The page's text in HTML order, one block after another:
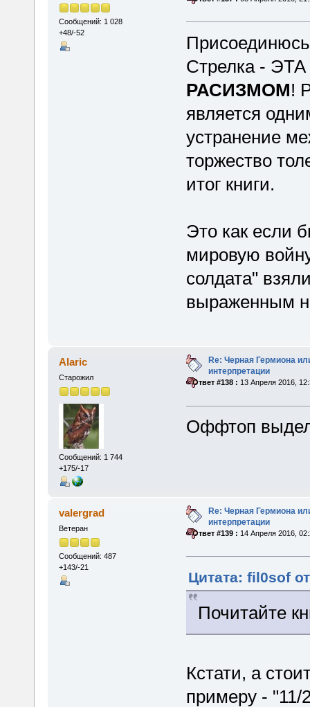
Сообщений: 1 028
+48/-52
Стрелка -
РАСИЗМОМ!
является
устранение
торжество
итог книги.
Это как если
мировую
солдата"
выраженным
Alaric
Старожил
Сообщений: 1 744
+175/-17
Re: Черная Гермиона
интерпретации
«Ответ #138 : 13 Апреля 2016,
Оффтоп
valergrad
Ветеран
Сообщений: 487
+143/-21
Re: Черная Гермиона
интерпретации
«Ответ #139 : 14 Апреля 2016,
Цитата: fil0sof
Почитайте
Кстати, а
примеру - "11/